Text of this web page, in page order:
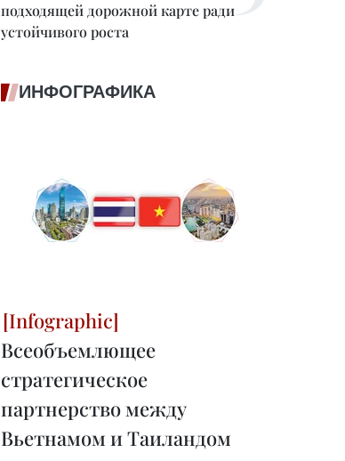
подходящей дорожной карте ради
устойчивого роста
ИНФОГРАФИКА
Всеобъемлющее
стратегическое
партнерство между
Вьетнамом и Таиландом